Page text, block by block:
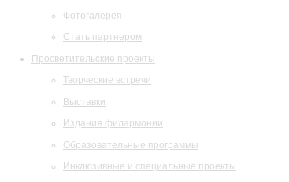
Фотогалерея
Стать партнером
Просветительские проекты
Творческие встречи
Выставки
Издания филармонии
Образовательные программы
Инклюзивные и специальные проекты